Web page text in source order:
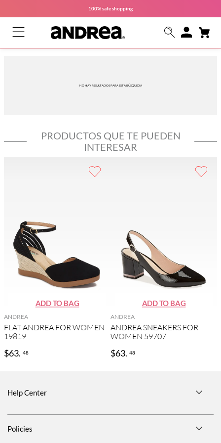
100% safeshopping
NO HAY RESULTADOS PARA ESTA BÚSQUEDA
PRODUCTOS QUE TE PUEDEN
INTERESAR
ANDREA
FLAT ANDREA FOR WOMEN
19819
$63. 48
ANDREA
ANDREA SNEAKERS FOR
WOMEN 59707
$63. 48
Help Center
Policies